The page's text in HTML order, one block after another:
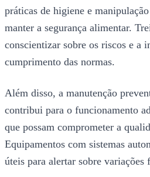
práticas de higiene e
manter a segurança alimentar.
conscientizar sobre os riscos e a
cumprimento das normas.
Além disso, a manutenção
contribui para o funcionamento
que possam comprometer a
Equipamentos com sistemas
úteis para alertar sobre variações